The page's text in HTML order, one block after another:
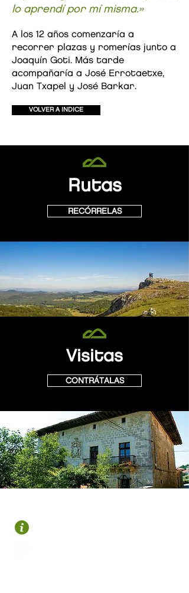
lo aprendí por mí misma.»
A los 12 años comenzaría a
recorrer plazas y romerías junto a
Joaquín Goti. Más tarde
acompañaría a José Errotaetxe,
Juan Txapel y José Barkar.
VOLVER A INDICE
Rutas
RECÓRRELAS
Visitas
CONTRÁTALAS